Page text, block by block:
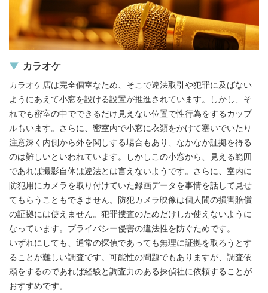
カラオケ
カラオケ店は完全個室なため、そこで違法取引や犯罪に及ばない
ようにあえて小窓を設ける設置が推進されています。しかし、そ
れでも密室の中でできるだけ見えない位置で性行為をするカップ
ルもいます。さらに、密室内で小窓に衣類をかけて塞いでいたり
注意深く内側から外を関しする場合もあり、なかなか証拠を得る
のは難しいといわれています。しかしこの小窓から、見える範囲
であれば撮影自体は違法とは言えないようです。さらに、室内に
防犯用にカメラを取り付けていた録画データを事情を話して見せ
てもらうこともできません。防犯カメラ映像は個人間の損害賠償
の証拠には使えません。犯罪捜査のためだけしか使えないように
なっています。プライバシー侵害の違法性を防ぐためです。
いずれにしても、通常の探偵であっても無理に証拠を取ろうとす
ることが難しい調査です。可能性の問題でもありますが、調査依
頼をするのであれば経験と調査力のある探偵社に依頼することが
おすすめです。